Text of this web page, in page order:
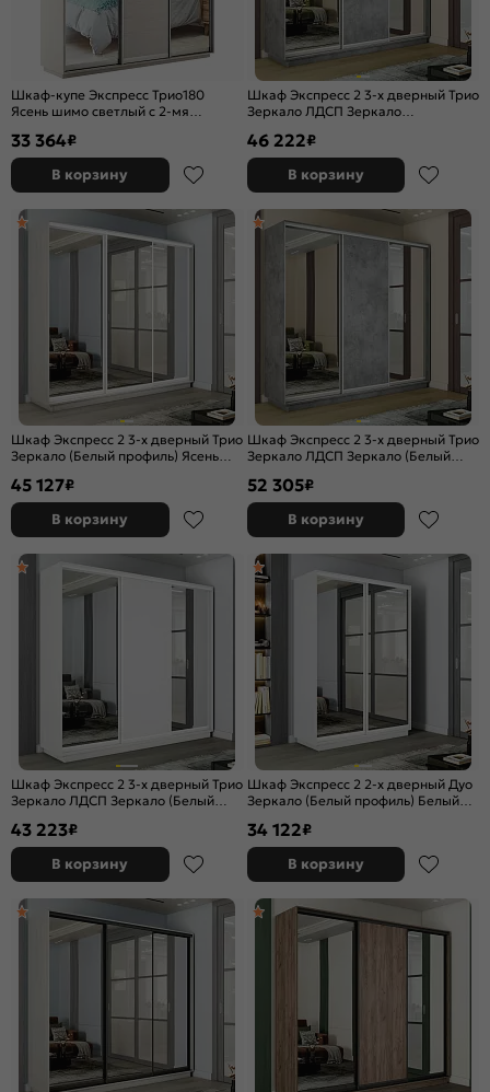
Шкаф-купе Экспресс Трио180
Ясень шимо светлый с 2-мя
33 364₽
В корзину
Шкаф Экспресс 2 3-х дверный Трио
Зеркало ЛДСП Зеркало
2100x2200x450
46 222₽
В корзину
Шкаф Экспресс 2 3-х дверный Трио
Зеркало (Белый профиль) Ясень
45 127₽
В корзину
Шкаф Экспресс 2 3-х дверный Трио
Зеркало ЛДСП Зеркало (Белый
52 305₽
В корзину
Шкаф Экспресс 2 3-х дверный Трио
Зеркало ЛДСП Зеркало (Белый
1800x2400x450
43 223₽
В корзину
Шкаф Экспресс 2 2-х дверный Дуо
Зеркало (Белый профиль) Белый
34 122₽
В корзину